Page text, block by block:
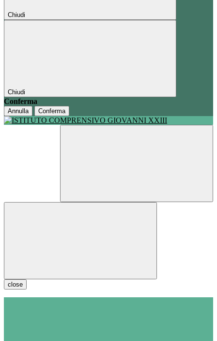
Chiudi
Chiudi
Conferma
Annulla Conferma
close